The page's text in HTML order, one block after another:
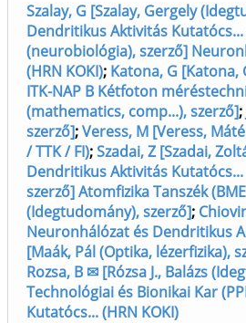
Szalay, G [Szalay, Gergely
Dendritikus Aktivitás Kutatócs...
(neurobiológia), szerző]
(HRN KOKI); Katona, G [Katona,
ITK-NAP B Kétfoton
(mathematics, comp...), szerző];
szerző];Veress, M [Veress,
/ TTK / FI);Szadai, Z [Szadai,
Dendritikus Aktivitás Kutatócs...
szerző] Atomfizika Tanszék
(Idegtudomány), szerző];
Neuronhálózat és Dendritikus
[Maák, Pál (Optika, lézerfizika),
Rozsa, B ✉ [Rózsa J., Balázs
Technológiai és Bionikai Kar
Kutatócs... (HRN KOKI)